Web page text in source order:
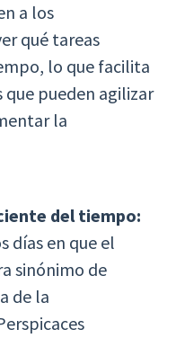
a los
qué tareas
lo que facilita
que pueden agilizar
la
del tiempo:
días en que el
sinónimo de
de la